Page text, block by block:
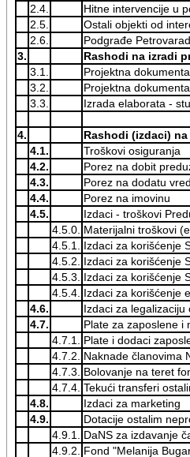
2.4.
Hitne intervencije u
2.5.
Ostali objekti od
2.6.
Podgrađe
3.
Rashodi na izradi
3.1.
Projektna
3.2.
Projektna
3.3.
Izrada elaborata -
4.
Rashodi (izdaci)
4.1.
Troškovi osiguranja
4.2.
Porez na dobit
4.3.
Porez na dodatu
4.4.
Porez na imovinu
4.5.
Izdaci - troškovi
4.5.0. Materijalni troškovi
4.5.1.
Izdaci za korišćenje
4.5.2.
Izdaci za korišćenje
4.5.3.
Izdaci za korišćenje
4.5.4. Izdaci za korišćenje
4.6.
Izdaci za legalizaciju
4.7.
Plate za zaposlene i
4.7.1.
Plate i dodaci
4.7.2.
Naknade članovima
4.7.3.
Bolovanje na teret
4.7.4. Tekući transferi
4.8.
Izdaci za marketing
4.9.
Dotacije ostalim
4.9.1.
DaNS za izdavanje
4.9.2.
Fond "Melanija